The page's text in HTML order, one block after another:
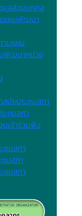
มูลส่วนบุคคล
แผนพัฒนา
ามแผน
พัฒนาหน่วย
มัยประชุมสภา
ะชุมสภา
เข้าร่วมฟัง
ชุมสภา
มสภา
ชุมสภา